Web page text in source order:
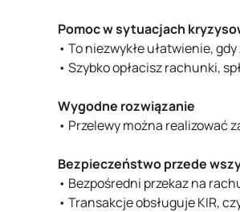
Pomoc w sytuacjach
• To niezwykłe ułatwienie,
• Szybko opłacisz rachunki,
Wygodne rozwiązanie
• Przelewy można realizować
Bezpieczeństwo przede
• Bezpośredni przekaz na
• Transakcje obsługuje KIR,